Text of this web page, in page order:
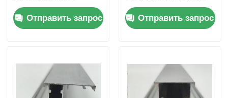
профилей, профили
нижних
направляющих для
алюминиевого
Отправить запрос
алюминия для
каркаса дверцы
шкафа.
Отправить запрос